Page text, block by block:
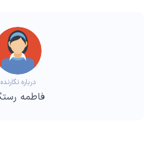
درباره نگارنده
فاطمه